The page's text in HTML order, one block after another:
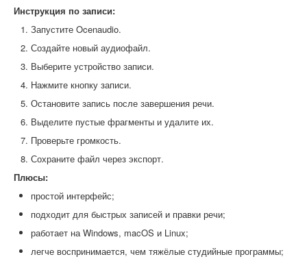
Инструкция по записи:
Запустите Ocenaudio.
Создайте новый аудиофайл.
Выберите устройство записи.
Нажмите кнопку записи.
Остановите запись после завершения речи.
Выделите пустые фрагменты и удалите их.
Проверьте громкость.
Сохраните файл через экспорт.
Плюсы:
простой интерфейс;
подходит для быстрых записей и правки речи;
работает на Windows, macOS и Linux;
легче воспринимается, чем тяжёлые студийные программы;